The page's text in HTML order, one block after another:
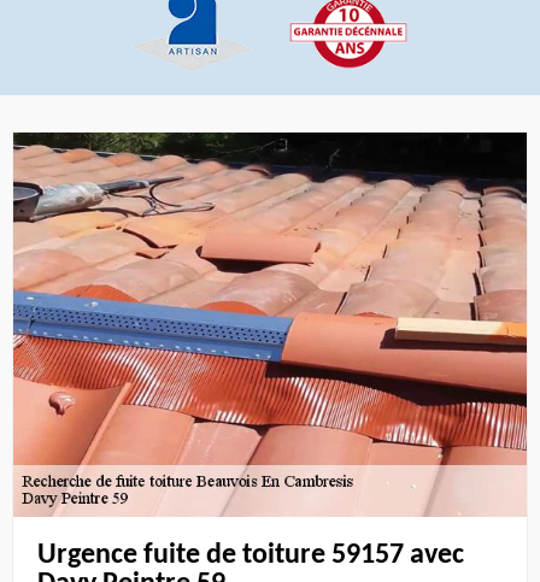
Urgence fuite de toiture 59157 avec